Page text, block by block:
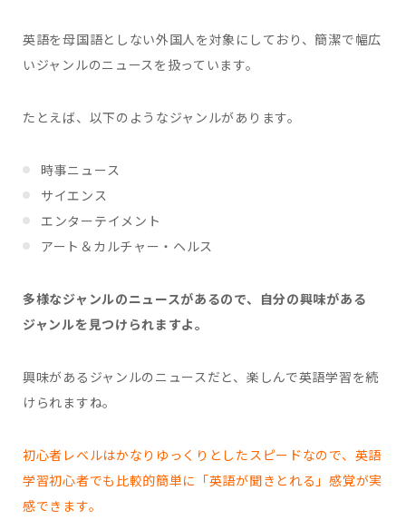
英語を母国語としない外国人を対象にしており、簡潔で幅広
いジャンルのニュースを扱っています。
たとえば、以下のようなジャンルがあります。
時事ニュース
サイエンス
エンターテイメント
アート＆カルチャー・ヘルス
多様なジャンルのニュースがあるので、自分の興味がある
ジャンルを見つけられますよ。
興味があるジャンルのニュースだと、楽しんで英語学習を続
けられますね。
初心者レベルはかなりゆっくりとしたスピードなので、英語
学習初心者でも比較的簡単に「英語が聞きとれる」感覚が実
感できます。